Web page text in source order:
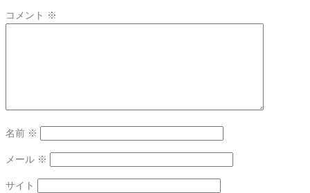
コメント ※
名前 ※
メール ※
サイト